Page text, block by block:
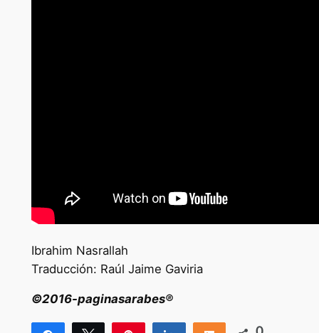
Ibrahim Nasrallah
Traducción: Raúl Jaime Gaviria
©2016-paginasarabes®